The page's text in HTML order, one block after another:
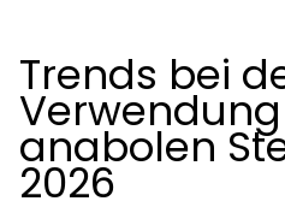
Trends bei
anabolen
2026